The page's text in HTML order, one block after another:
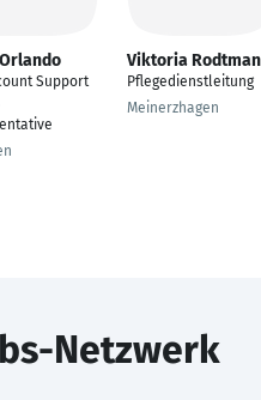
Support
Viktoria
Pflegedienstleitung
Meinerzhagen
Netzwerk